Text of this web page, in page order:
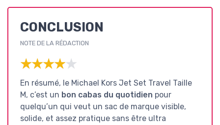
CONCLUSION
NOTE DE LA RÉDACTION
★★★★★
★★★★★
En résumé, le Michael Kors Jet Set Travel Taille
M, c’est un bon cabas du quotidien pour
quelqu’un qui veut un sac de marque visible,
solide, et assez pratique sans être ultra